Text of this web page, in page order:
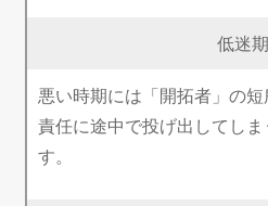
低迷期
悪い時期には「開拓者」の
責任に途中で投げ出してし
す。